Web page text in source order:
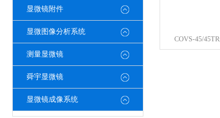
显微镜附件
显微图像分析系统
测量显微镜
舜宇显微镜
显微镜成像系统
COVS-45/